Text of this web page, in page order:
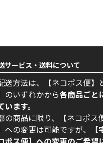
サービス・送料について
送方法は、【ネコポス便】
のいずれかから各商品ごと
います。
の商品に限り、【ネコポ
への変更は可能ですが、